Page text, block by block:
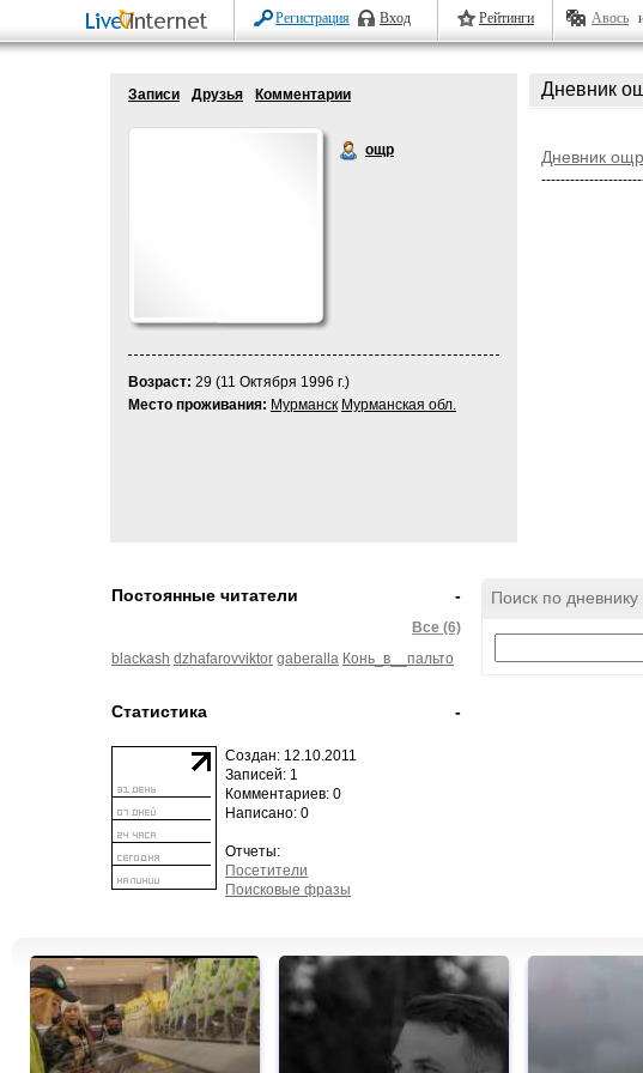
Регистрация Вход Рейтинги Авось
Записи Друзья Комментарии
ощр
Возраст: 29 (11 Октября 1996 г.)
Место проживания: Мурманск Мурманская обл.
Дневник
Дневник ощр
-
Постоянные читатели
Все (6)
blackash dzhafarovviktor gaberalla Конь_в__пальто
-
Статистика
Создан: 12.10.2011
Записей: 1
Комментариев: 0
Написано: 0
Отчеты:
Посетители
Поисковые фразы
Поиск по дневнику